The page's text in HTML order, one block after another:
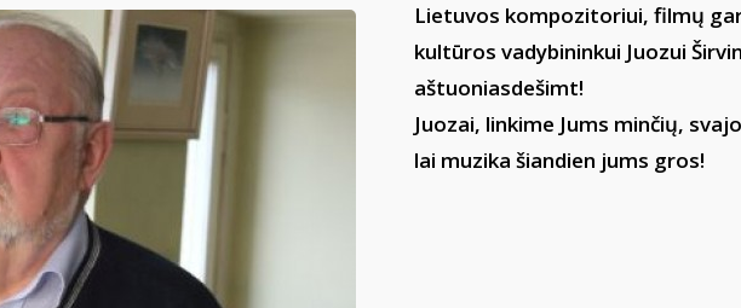
Lietuvos kompozitoriui, filmų
kultūros vadybininkui Juozui
aštuoniasdešimt!
Juozai, linkime Jums minčių,
lai muzika šiandien jums gros!